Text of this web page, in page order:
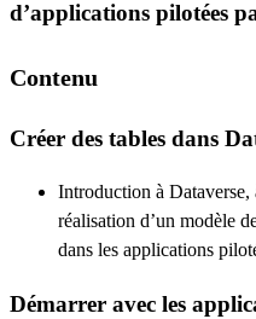
d’applications pilotées
Contenu
Créer des tables dans
Introduction à Dataverse,
réalisation d’un modèle
dans les applications
Démarrer avec les